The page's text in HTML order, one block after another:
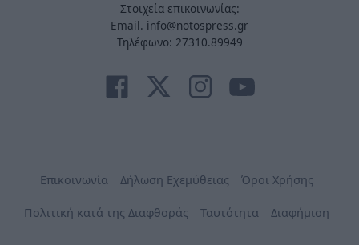
Στοιχεία επικοινωνίας:
Email. info@notospress.gr
Τηλέφωνο: 27310.89949
Επικοινωνία Δήλωση Εχεμύθειας Όροι Χρήσης
Πολιτική κατά της Διαφθοράς Ταυτότητα Διαφήμιση